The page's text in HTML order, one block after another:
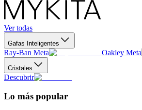
Ver todas
Gafas Inteligentes
Ray-Ban Meta Oakley Meta
Cristales
Descubrir
Lo más popular